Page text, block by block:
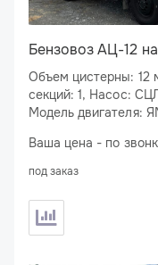
Бензовоз АЦ-12
Объем цистерны: 12
секций: 1, Насос: СЦЛ-00, Колесная формула: 6×6,
Модель двигателя: ЯМЗ-53623-
Ваша цена - по
под заказ